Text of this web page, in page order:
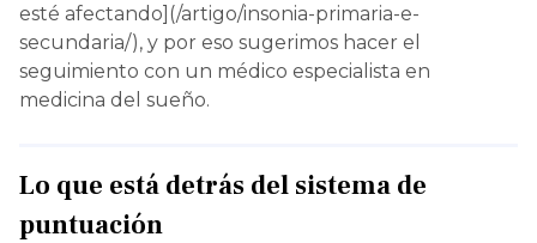
esté afectando](/artigo/insonia-primaria-e-
secundaria/), y por eso sugerimos hacer el
seguimiento con un médico especialista en
medicina del sueño.
Lo que está detrás del sistema de
puntuación